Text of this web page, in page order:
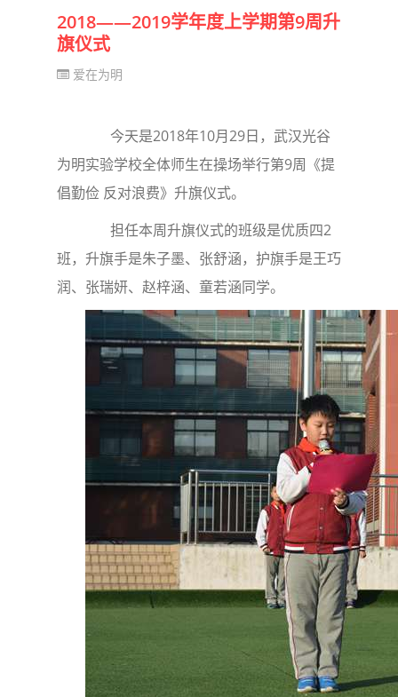
2018——2019学年度上学期第9周升
旗仪式
爱在为明
今天是2018年10月29日，武汉光谷
为明实验学校全体师生在操场举行第9周《提
倡勤俭 反对浪费》升旗仪式。
担任本周升旗仪式的班级是优质四2
班，升旗手是朱子墨、张舒涵，护旗手是王巧
润、张瑞妍、赵梓涵、童若涵同学。